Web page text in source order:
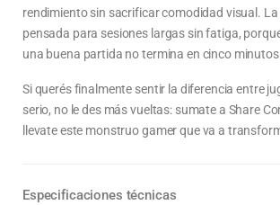
rendimiento sin sacrificar comodidad visual.
pensada para sesiones largas sin fatiga,
una buena partida no termina en cinco
Si querés finalmente sentir la diferencia entre
serio, no le des más vueltas: sumate a Share
llevate este monstruo gamer que va a
Especificaciones técnicas